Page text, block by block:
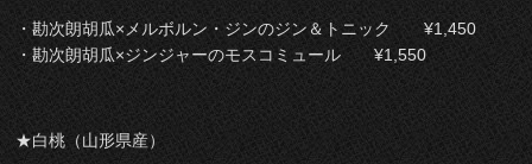
・勘次朗胡瓜×メルボルン・ジンのジン＆トニック ¥1,450
・勘次朗胡瓜×ジンジャーのモスコミュール ¥1,550
★白桃（山形県産）